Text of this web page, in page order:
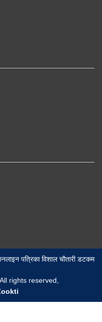
अनलाइन पत्रिका विशाल चौतारी डटकम
rights reserved,